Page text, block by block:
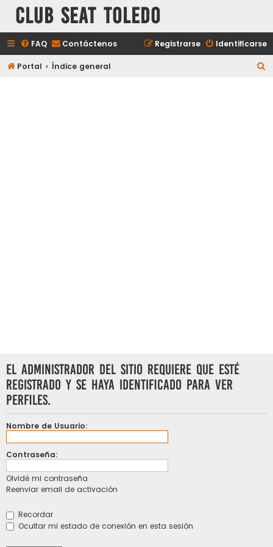
Club Seat Toledo
FAQ Contáctenos Identificarse
Registrarse
Portal Índice general
El administrador del sitio requiere que esté
registrado y se haya identificado para ver
perfiles.
Nombre de Usuario:
Contraseña:
Olvidé mi contraseña
Reenviar email de activación
Recordar
Ocultar mi estado de conexión en esta sesión